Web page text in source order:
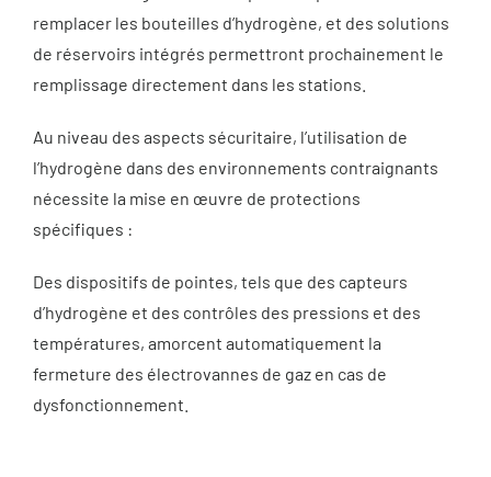
remplacer les bouteilles d’hydrogène, et des solutions
de réservoirs intégrés permettront prochainement le
remplissage directement dans les stations.
Au niveau des aspects sécuritaire, l’utilisation de
l’hydrogène dans des environnements contraignants
nécessite la mise en œuvre de protections
spécifiques :
Des dispositifs de pointes, tels que des capteurs
d’hydrogène et des contrôles des pressions et des
températures, amorcent automatiquement la
fermeture des électrovannes de gaz en cas de
dysfonctionnement.